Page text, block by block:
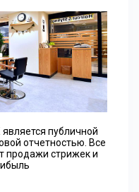
является публичной
отчетностью. Все
продажи стрижек и